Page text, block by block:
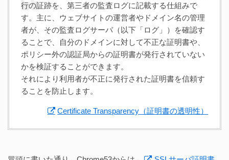
行の証跡を、第三者の監査ログに記載する仕組みで
す。主に、ウェブサイトの運営者やドメイン名の管理
者が、その監査ログサーバ（以下「ログ」）を確認す
ることで、自分のドメインに対して不正な証明書や、
ポリシー外の認証局からの証明書が発行されていない
かを検証することができます。
それにより利用者が不正に発行された証明書を信頼す
ることを防止します。
Certificate Transparency（証明書の透明性）